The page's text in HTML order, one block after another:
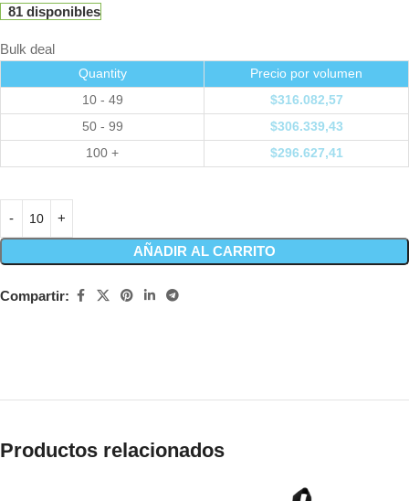
81 disponibles
Bulk deal
Quantity
Precio por volumen
10 - 49
$316.082,57
50 - 99
$306.339,43
100 +
$296.627,41
AÑADIR AL CARRITO
Compartir:
Productos relacionados